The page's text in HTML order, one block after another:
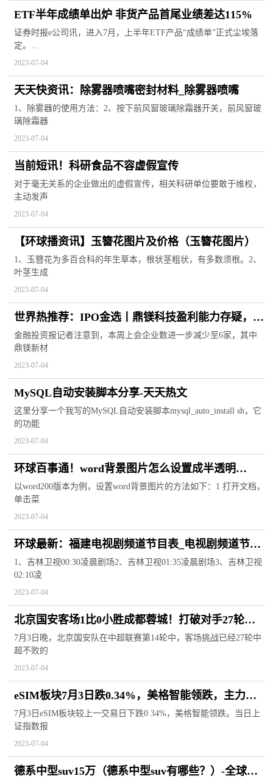
ETF半年成绩单出炉 非货产品首尾业绩差达115%
证券时报e公司讯，进入7月，上半年ETF产品“成绩单”正式尘埃落
定。...
2023-07-04
天天快资讯：除雾器喷嘴密封材料_除雾器喷嘴
1、除雾器的使用方法：2、按下前风窗玻璃除霜器开关，前风窗玻
璃除霜器
2023-07-04
当前短讯！科研食品不容虚假宣传
对于毫无关系的企业做出的虚假宣传，相关科研单位要敢于维权，
主动发声
2023-07-04
【环球播资讯】玉簪花图片及价格（玉簪花图片）
1、玉簪花为多百合科的年生草本，根状茎粗状，有多数须根。2、
叶茎生成
2023-07-04
世界热推荐：IPO金选丨鼎镁科技盈利能力存疑，安
邦股份主业需求萎缩风险引关注
金融投资报记者注意到，本周上会企业数进一步减少至6家，其中
鼎镁新材
2023-07-04
MySQL自动安装脚本分享-天天热文
这里分享一个我写的MySQL自动安装脚本mysql_auto_install sh，它
的功能
2023-07-04
环球百事通！word背景图片怎么设置成半透明
_word背景图片怎么设置
以word200版本为例，设置word背景图片的方法如下：1 打开文档，
单击菜
2023-07-04
环球最新：福建电视剧频道节目表_电视剧频道节目
表
1、吉林卫视00:30凌晨剧场2、吉林卫视01:35凌晨剧场3、吉林卫视
02:10凌
2023-07-04
北京国安客场1比0小胜成都蓉城！打破对手27轮不
败金身
7月3日晚，北京国安队在中超联赛第14轮中，客场挑战已经27轮中
超不败的
2023-07-04
eSIM板块7月3日跌0.34%，美格智能领跌，主力资
金净流出2324.92万元
7月3日eSIM板块较上一交易日下跌0 34%，美格智能领跌。当日上
证指数报
2023-07-04
德系中型suv15万（德系中型suv有哪些？）-全球今